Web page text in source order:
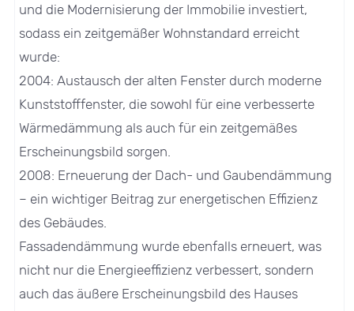
und die Modernisierung der Immobilie investiert,
sodass ein zeitgemäßer Wohnstandard erreicht
wurde:
2004: Austausch der alten Fenster durch moderne
Kunststofffenster, die sowohl für eine verbesserte
Wärmedämmung als auch für ein zeitgemäßes
Erscheinungsbild sorgen.
2008: Erneuerung der Dach- und Gaubendämmung
– ein wichtiger Beitrag zur energetischen Effizienz
des Gebäudes.
Fassadendämmung wurde ebenfalls erneuert, was
nicht nur die Energieeffizienz verbessert, sondern
auch das äußere Erscheinungsbild des Hauses